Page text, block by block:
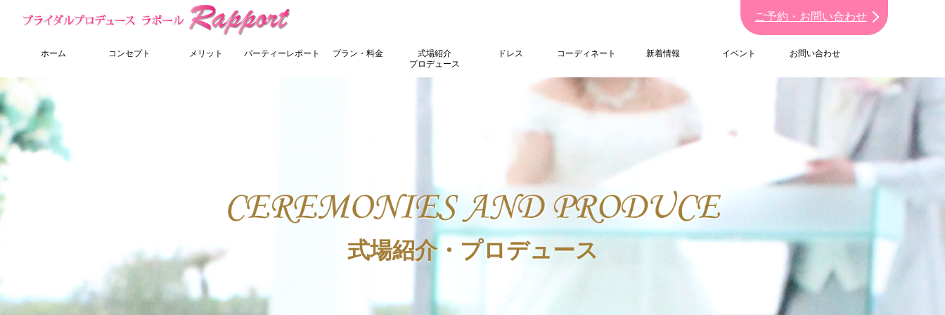
ご予約・お問い合わせ
ホーム コンセプト メリット パーティーレポート プラン・料金
式場紹介
プロデュース
ドレス コーディネート 新着情報 イベント お問い合わせ
式場紹介・プロデュース